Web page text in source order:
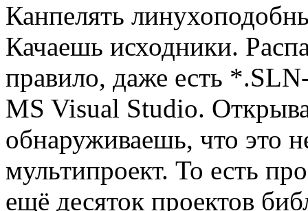
Канпелять
Качаешь исходники.
правило, даже есть
MS Visual Studio.
обнаруживаешь, что это
мультипроект. То есть
ещё десяток проектов